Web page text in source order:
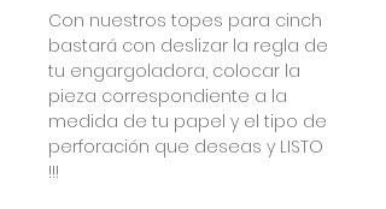
Con nuestros topes para cinch
bastará con deslizar la regla de
tu engargoladora, colocar la
pieza correspondiente a la
medida de tu papel y el tipo de
perforación que deseas y LISTO
!!!